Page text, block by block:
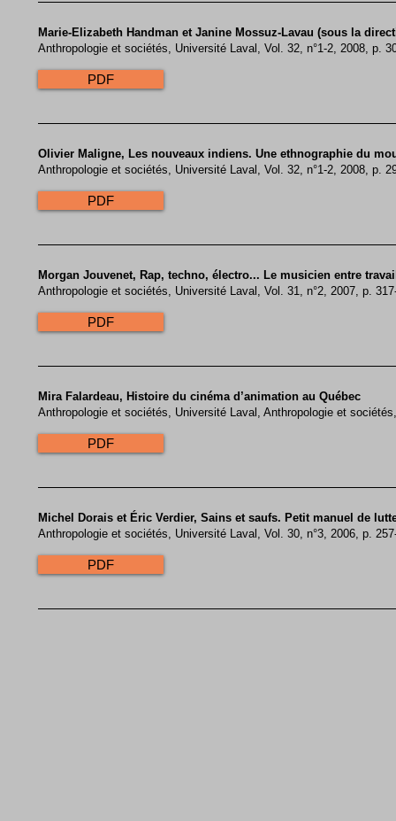
Marie-Elizabeth Handman et Janine Mossuz-Lavau (sous la
Anthropologie et sociétés, Université Laval, Vol. 32, n°1-2, 2008, p.
PDF
Olivier Maligne, Les nouveaux indiens. Une ethnographie du
Anthropologie et sociétés, Université Laval, Vol. 32, n°1-2, 2008, p.
PDF
Morgan Jouvenet, Rap, techno, électro... Le musicien entre
Anthropologie et sociétés, Université Laval, Vol. 31, n°2, 2007, p.
PDF
Mira Falardeau, Histoire du cinéma d’animation au Québec
Anthropologie et sociétés, Université Laval, Anthropologie et
PDF
Michel Dorais et Éric Verdier, Sains et saufs. Petit manuel de
Anthropologie et sociétés, Université Laval, Vol. 30, n°3, 2006, p.
PDF